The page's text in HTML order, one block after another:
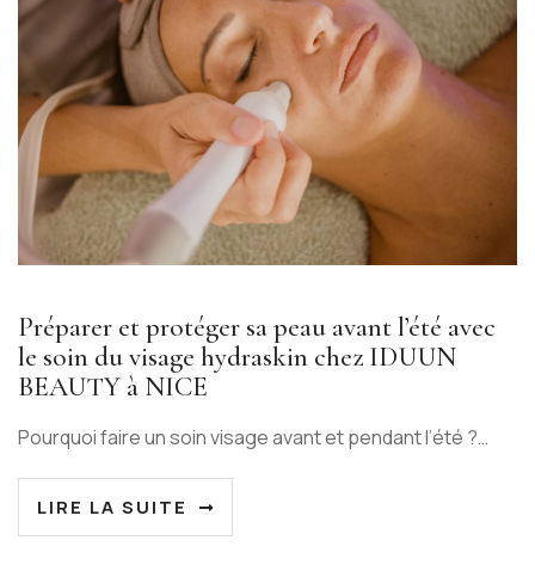
Préparer et protéger sa peau avant l’été avec
le soin du visage hydraskin chez IDUUN
BEAUTY à NICE
Pourquoi faire un soin visage avant et pendant l’été ?…
LIRE LA SUITE